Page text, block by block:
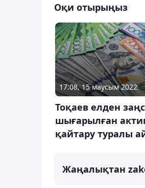
Оқи отырыңыз
17:08, 15 маусым 2022
Тоқаев елден
шығарылған
қайтару туралы
Жаңалықтан